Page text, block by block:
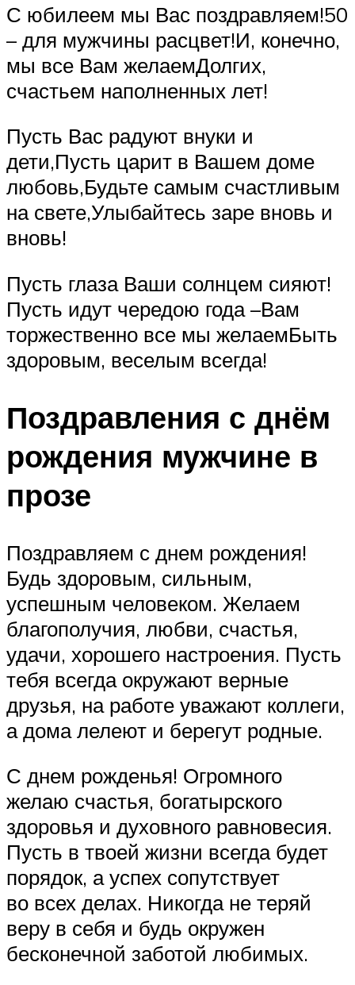
С юбилеем мы Вас поздравляем!50
– для мужчины расцвет!И, конечно,
мы все Вам желаемДолгих,
счастьем наполненных лет!
Пусть Вас радуют внуки и
дети,Пусть царит в Вашем доме
любовь,Будьте самым счастливым
на свете,Улыбайтесь заре вновь и
вновь!
Пусть глаза Ваши солнцем сияют!
Пусть идут чередою года –Вам
торжественно все мы желаемБыть
здоровым, веселым всегда!
Поздравления с днём
рождения мужчине в
прозе
Поздравляем с днем рождения!
Будь здоровым, сильным,
успешным человеком. Желаем
благополучия, любви, счастья,
удачи, хорошего настроения. Пусть
тебя всегда окружают верные
друзья, на работе уважают коллеги,
а дома лелеют и берегут родные.
С днем рожденья! Огромного
желаю счастья, богатырского
здоровья и духовного равновесия.
Пусть в твоей жизни всегда будет
порядок, а успех сопутствует
во всех делах. Никогда не теряй
веру в себя и будь окружен
бесконечной заботой любимых.